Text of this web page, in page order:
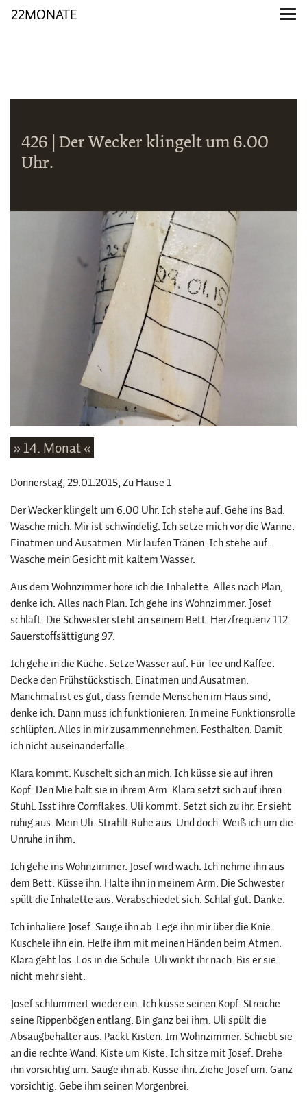
22MONATE
426 | Der Wecker klingelt um 6.00
Uhr.
» 14. Monat «
Donnerstag, 29.01.2015, Zu Hause 1
Der Wecker klingelt um 6.00 Uhr. Ich stehe auf. Gehe ins Bad.
Wasche mich. Mir ist schwindelig. Ich setze mich vor die Wanne.
Einatmen und Ausatmen. Mir laufen Tränen. Ich stehe auf.
Wasche mein Gesicht mit kaltem Wasser.
Aus dem Wohnzimmer höre ich die Inhalette. Alles nach Plan,
denke ich. Alles nach Plan. Ich gehe ins Wohnzimmer. Josef
schläft. Die Schwester steht an seinem Bett. Herzfrequenz 112.
Sauerstoffsättigung 97.
Ich gehe in die Küche. Setze Wasser auf. Für Tee und Kaffee.
Decke den Frühstückstisch. Einatmen und Ausatmen.
Manchmal ist es gut, dass fremde Menschen im Haus sind,
denke ich. Dann muss ich funktionieren. In meine Funktionsrolle
schlüpfen. Alles in mir zusammennehmen. Festhalten. Damit
ich nicht auseinanderfalle.
Klara kommt. Kuschelt sich an mich. Ich küsse sie auf ihren
Kopf. Den Mie hält sie in ihrem Arm. Klara setzt sich auf ihren
Stuhl. Isst ihre Cornflakes. Uli kommt. Setzt sich zu ihr. Er sieht
ruhig aus. Mein Uli. Strahlt Ruhe aus. Und doch. Weiß ich um die
Unruhe in ihm.
Ich gehe ins Wohnzimmer. Josef wird wach. Ich nehme ihn aus
dem Bett. Küsse ihn. Halte ihn in meinem Arm. Die Schwester
spült die Inhalette aus. Verabschiedet sich. Schlaf gut. Danke.
Ich inhaliere Josef. Sauge ihn ab. Lege ihn mir über die Knie.
Kuschele ihn ein. Helfe ihm mit meinen Händen beim Atmen.
Klara geht los. Los in die Schule. Uli winkt ihr nach. Bis er sie
nicht mehr sieht.
Josef schlummert wieder ein. Ich küsse seinen Kopf. Streiche
seine Rippenbögen entlang. Bin ganz bei ihm. Uli spült die
Absaugbehälter aus. Packt Kisten. Im Wohnzimmer. Schiebt sie
an die rechte Wand. Kiste um Kiste. Ich sitze mit Josef. Drehe
ihn vorsichtig um. Sauge ihn ab. Küsse ihn. Ziehe Josef um. Ganz
vorsichtig. Gebe ihm seinen Morgenbrei.